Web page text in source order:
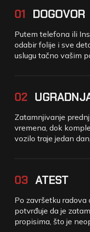
01 DOGOVOR
Putem telefona ili
odabir folije i sve
uslugu tačno vašim
02
Zatamnjivanje
vremena, dok
vozilo traje jedan
03 ATEST
Po završetku
potvrđuje da je
propisima, što je